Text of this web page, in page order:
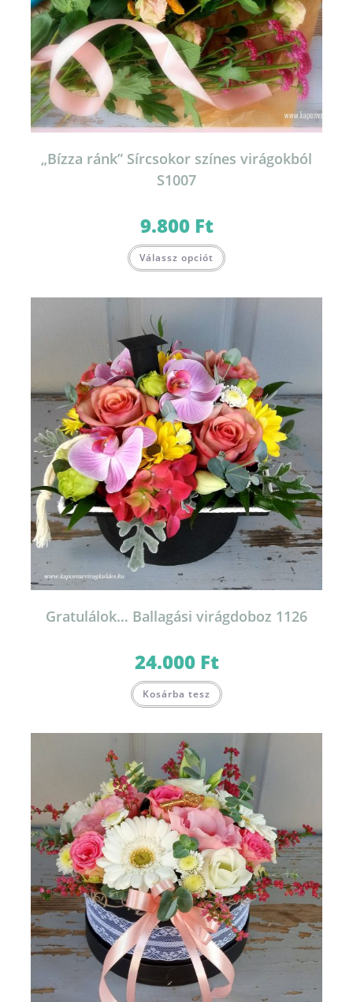
„Bízza ránk” Sírcsokor színes virágokból
S1007
9.800 Ft
Válassz opciót
Gratulálok… Ballagási virágdoboz 1126
24.000 Ft
Kosárba tesz